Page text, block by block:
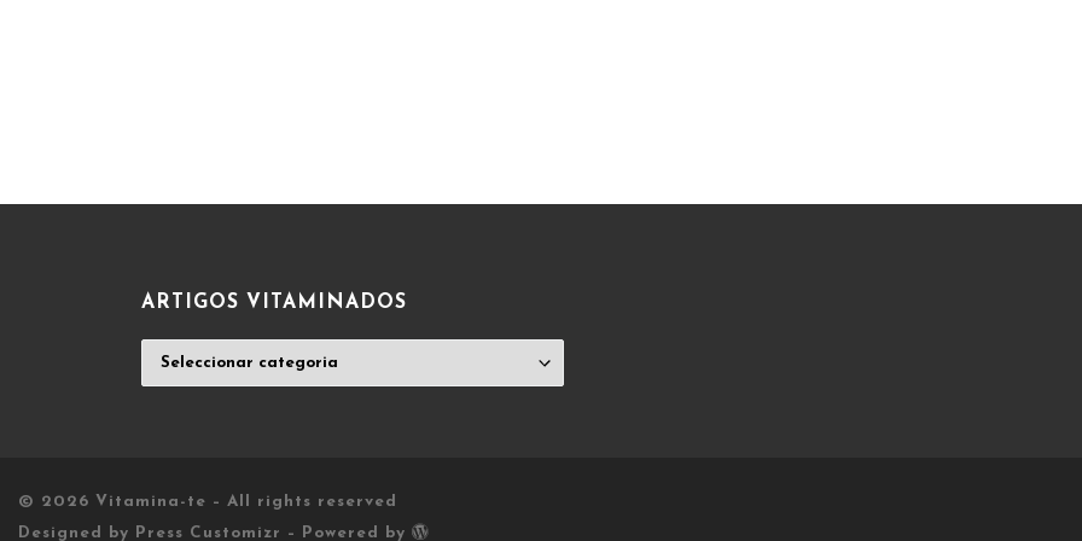
ARTIGOS VITAMINADOS
VITAMINADOS
© 2026 Vitamina-te – All rights reserved
Designed by
Press Customizr – Powered by